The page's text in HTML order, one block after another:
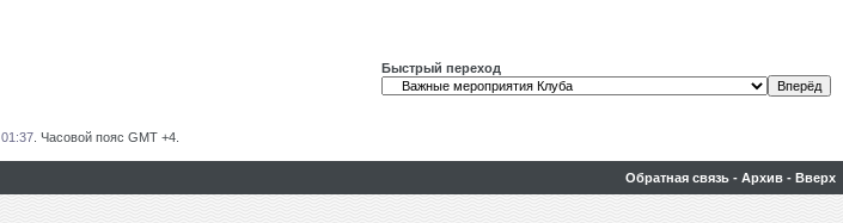
Быстрый переход
01:37 . Часовой пояс GMT +4.
Обратная связь - Архив - Вверх